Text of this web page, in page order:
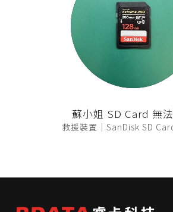
蘇小姐 SD Card 無
救援裝置｜SanDisk SD